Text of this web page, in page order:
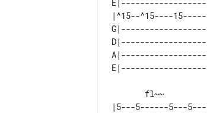
|^15--^15----
|5---5------5---